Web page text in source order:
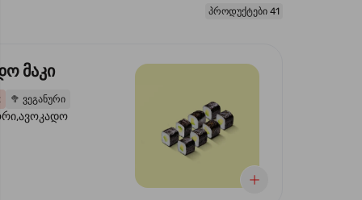
პროდუქტები 41
მაკი
2 🥦 ვეგანური